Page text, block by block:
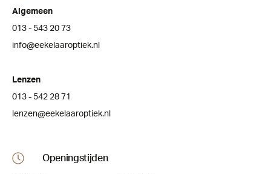
Algemeen
013 - 543 20 73
info@eekelaaroptiek.nl
Lenzen
013 - 542 28 71
lenzen@eekelaaroptiek.nl
Openingstijden